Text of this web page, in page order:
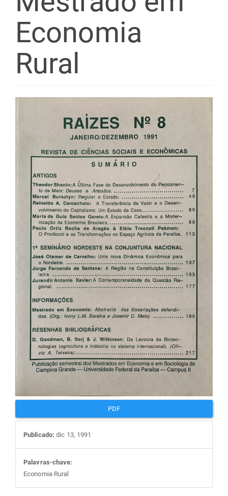
Economia
Rural
Barra
lateral
de
artigos
PDF
Publicado: dic 13, 1991
Palavras-chave:
Economia Rural